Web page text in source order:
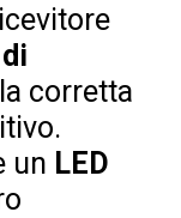
corretta
un LED